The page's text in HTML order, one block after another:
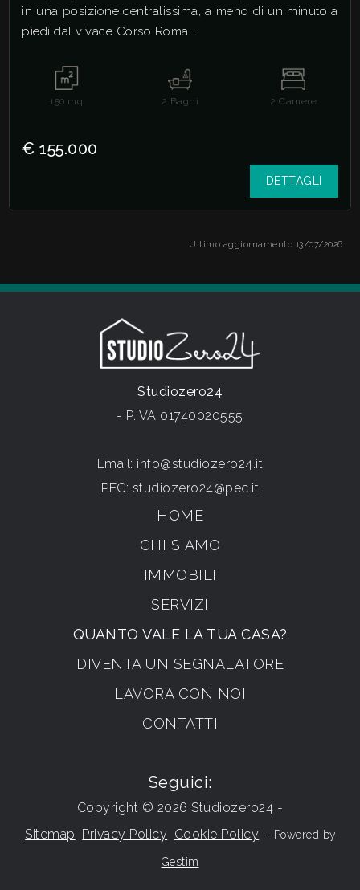
in una posizione centralissima, a meno di un minuto a
piedi dal vivace Corso Roma...
150 mq 2 Bagni 2 Camere
€ 155.000
DETTAGLI
Ultimo aggiornamento 13/07/2026
Studiozero24
- P.IVA 01740020555
Email: info@studiozero24.it
PEC: studiozero24@pec.it
HOME
CHI SIAMO
IMMOBILI
SERVIZI
QUANTO VALE LA TUA CASA?
DIVENTA UN SEGNALATORE
LAVORA CON NOI
CONTATTI
Seguici:
Copyright © 2026 Studiozero24 -
Sitemap Privacy Policy Cookie Policy - Powered by
Gestim